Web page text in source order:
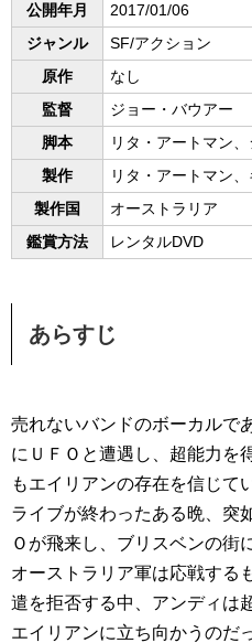
公開年月
2017/01/06
ジャンル
SF/アクション
原作
なし
監督
ジョー・バウアー
脚本
リタ・アートマン
製作
リタ・アートマン
製作国
オーストラリア
鑑賞方法
レンタルDVD
あらすじ
売れないバンドのボーカルで
にＵＦＯと遭遇し、超能力を
もエイリアンの存在を信じて
ライブが終わったある晩、突
Ｏが飛来し、ブリスベンの街
オーストラリア軍は応戦する
遣を拒否する中、アンディは
エイリアンに立ち向かうのだ